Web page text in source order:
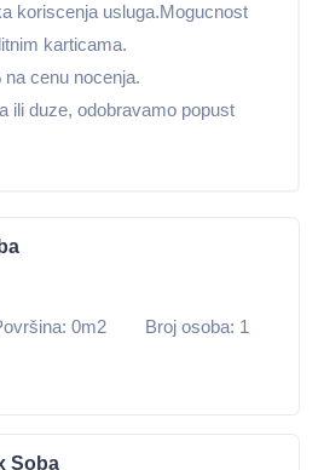
koriscenja usluga.Mogucnost
karticama.
cenu nocenja.
ili duze, odobravamo popust
0m2
Broj osoba: 1
Soba